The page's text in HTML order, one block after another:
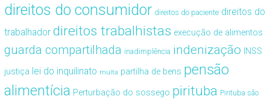
direitos do consumidor direitos do paciente direitos do
trabalhador direitos trabalhistas execução de alimentos
guarda compartilhada inadimplência indenização INSS
justiça lei do inquilinato multa partilha de bens pensão
alimentícia Perturbação do sossego pirituba Pirituba são